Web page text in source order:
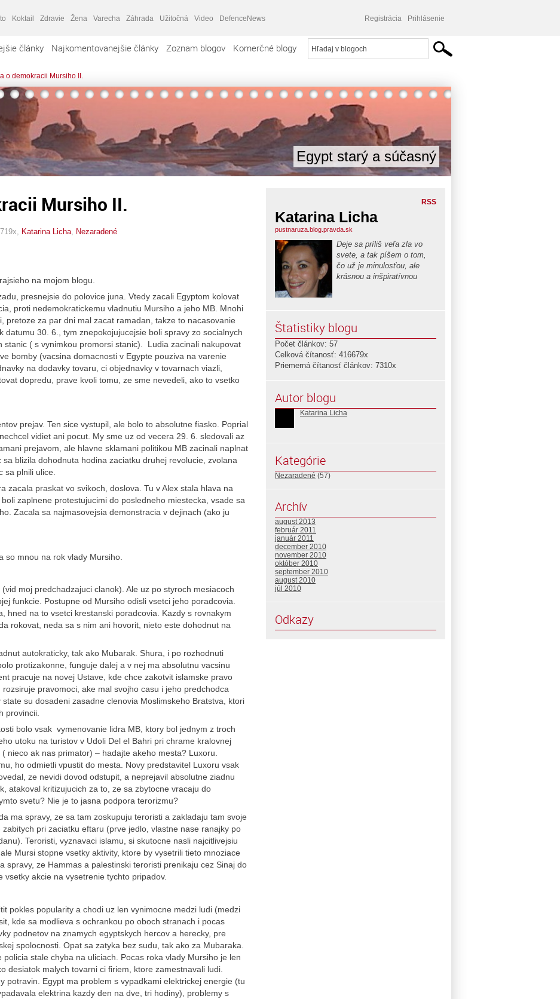
Koktail Zdravie Žena Varecha Záhrada Užitočná Video DefenceNews Registrácia Prihlásenie
články Najkomentovanejšie články Zoznam blogov Komerčné blogy
o demokracii Mursiho II.
Egypt starý a súčasný
Mursiho II.
Katarina Licha Nezaradené
na mojom blogu.
presnejsie do polovice juna. Vtedy zacali Egyptom kolovat
proti nedemokratickemu vladnutiu Mursiho a jeho MB. Mnohi
pretoze za par dni mal zacat ramadan, takze to nacasovanie
datumu 30. 6., tym znepokojujucejsie boli spravy zo socialnych
stanic ( s vynimkou promorsi stanic). Ludia zacinali nakupovat
bomby (vacsina domacnosti v Egypte pouziva na varenie
na dodavky tovaru, ci objednavky v tovarnach viazli,
dopredu, prave kvoli tomu, ze sme nevedeli, ako to vsetko
prejav. Ten sice vystupil, ale bolo to absolutne fiasko. Poprial
vidiet ani pocut. My sme uz od vecera 29. 6. sledovali az
prejavom, ale hlavne sklamani politikou MB zacinali naplnat
sa blizila dohodnuta hodina zaciatku druhej revolucie, zvolana
sa plnili ulice.
zacala praskat vo svikoch, doslova. Tu v Alex stala hlava na
zaplnene protestujucimi do posledneho miestecka, vsade sa
Zacala sa najmasovejsia demonstracia v dejinach (ako ju
so mnou na rok vlady Mursiho.
moj predchadzajuci clanok). Ale uz po styroch mesiacoch
funkcie. Postupne od Mursiho odisli vsetci jeho poradcovia.
hned na to vsetci krestanski poradcovia. Kazdy s rovnakym
rokovat, neda sa s nim ani hovorit, nieto este dohodnut na
autokraticky, tak ako Mubarak. Shura, i po rozhodnuti
protizakonne, funguje dalej a v nej ma absolutnu vacsinu
pracuje na novej Ustave, kde chce zakotvit islamske pravo
pravomoci, ake mal svojho casu i jeho predchodca
su dosadeni zasadne clenovia Moslimskeho Bratstva, ktori
provincii.
bolo vsak vymenovanie lidra MB, ktory bol jednym z troch
utoku na turistov v Udoli Del el Bahri pri chrame kralovnej
nieco ak nas primator) – hadajte akeho mesta? Luxoru.
ho odmietli vpustit do mesta. Novy predstavitel Luxoru vsak
ze nevidi dovod odstupit, a neprejavil absolutne ziadnu
atakoval kritizujucich za to, ze sa zbytocne vracaju do
svetu? Nie je to jasna podpora terorizmu?
ma spravy, ze sa tam zoskupuju teroristi a zakladaju tam svoje
pri zaciatku eftaru (prve jedlo, vlastne nase ranajky po
Teroristi, vyznavaci islamu, si skutocne nasli najcitlivejsiu
Mursi stopne vsetky aktivity, ktore by vysetrili tieto mnoziace
spravy, ze Hammas a palestinski teroristi prenikaju cez Sinaj do
vsetky akcie na vysetrenie tychto pripadov.
pokles popularity a chodi uz len vynimocne medzi ludi (medzi
kde sa modlieva s ochrankou po oboch stranach i pocas
podnetov na znamych egyptskych hercov a herecky, pre
spolocnosti. Opat sa zatyka bez sudu, tak ako za Mubaraka.
stale chyba na uliciach. Pocas roka vlady Mursiho je len
desiatok malych tovarni ci firiem, ktore zamestnavali ludi.
potravin. Egypt ma problem s vypadkami elektrickej energie (tu
elektrina kazdy den na dve, tri hodiny), problemy s
RSS
Katarina Licha
pustnaruza.blog.pravda.sk
Deje sa príliš veľa zla vo
svete, a tak píšem o tom,
čo už je minulosťou, ale
krásnou a inšpiratívnou
Štatistiky blogu
Počet článkov: 57
Celková čítanosť: 416679x
Priemerná čítanosť článkov: 7310x
Autor blogu
Katarina Licha
Kategórie
Nezaradené (57)
Archív
august 2013
február 2011
január 2011
december 2010
november 2010
október 2010
september 2010
august 2010
júl 2010
Odkazy